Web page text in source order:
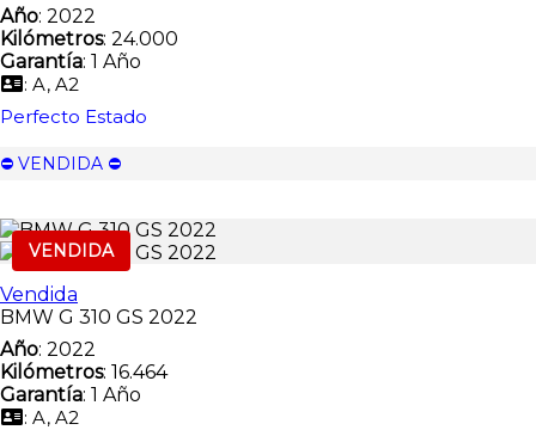
Año: 2022
Kilómetros: 24.000
Garantía: 1 Año
: A, A2
Perfecto Estado
⛔️ VENDIDA ⛔️
VENDIDA
Vendida
BMW G 310 GS 2022
Año: 2022
Kilómetros: 16.464
Garantía: 1 Año
: A, A2